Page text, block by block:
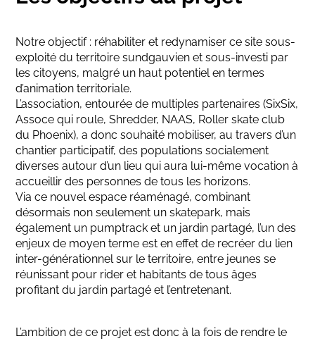
Notre objectif : réhabiliter et redynamiser ce site sous-
exploité du territoire sundgauvien et sous-investi par
les citoyens, malgré un haut potentiel en termes
d’animation territoriale.
L’association, entourée de multiples partenaires (SixSix,
Assoce qui roule, Shredder, NAAS, Roller skate club
du Phoenix), a donc souhaité mobiliser, au travers d’un
chantier participatif, des populations socialement
diverses autour d’un lieu qui aura lui-même vocation à
accueillir des personnes de tous les horizons.
Via ce nouvel espace réaménagé, combinant
désormais non seulement un skatepark, mais
également un pumptrack et un jardin partagé, l’un des
enjeux de moyen terme est en effet de recréer du lien
inter-générationnel sur le territoire, entre jeunes se
réunissant pour rider et habitants de tous âges
profitant du jardin partagé et l’entretenant.
L’ambition de ce projet est donc à la fois de rendre le